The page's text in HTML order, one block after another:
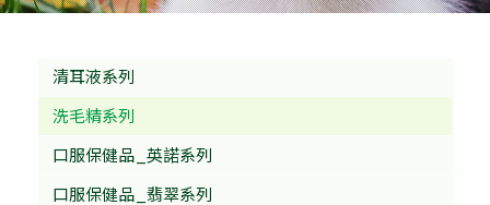
清耳液系列
洗毛精系列
口服保健品_英諾系列
口服保健品_翡翠系列